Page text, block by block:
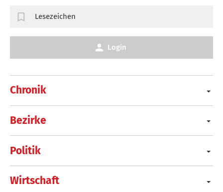
Chronik
Bezirke
Politik
Wirtschaft
Lesezeichen
Login